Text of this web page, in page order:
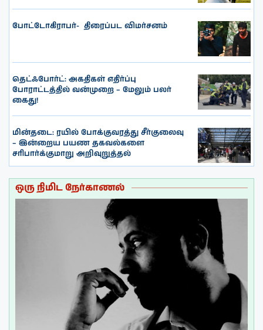
போட்டோகிராபர்- ‌ திரைப்பட விமர்சனம்
தெட்ஃபோர்ட்: அகதிகள் எதிர்ப்பு
போராட்டத்தில் வன்முறை – மேலும் பலர்
கைது!
மின்தடை: ரயில் போக்குவரத்து சீர்குலைவு
– இன்றைய பயண தகவல்களை
சரிபார்க்குமாறு அறிவுறுத்தல்
ஒரு நிமிட நேர்காணல்